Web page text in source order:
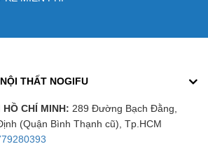
THẤT NOGIFU
HỒ CHÍ MINH: 289 Đường Bạch Đằng,
(Quận Bình Thạnh cũ), Tp.HCM